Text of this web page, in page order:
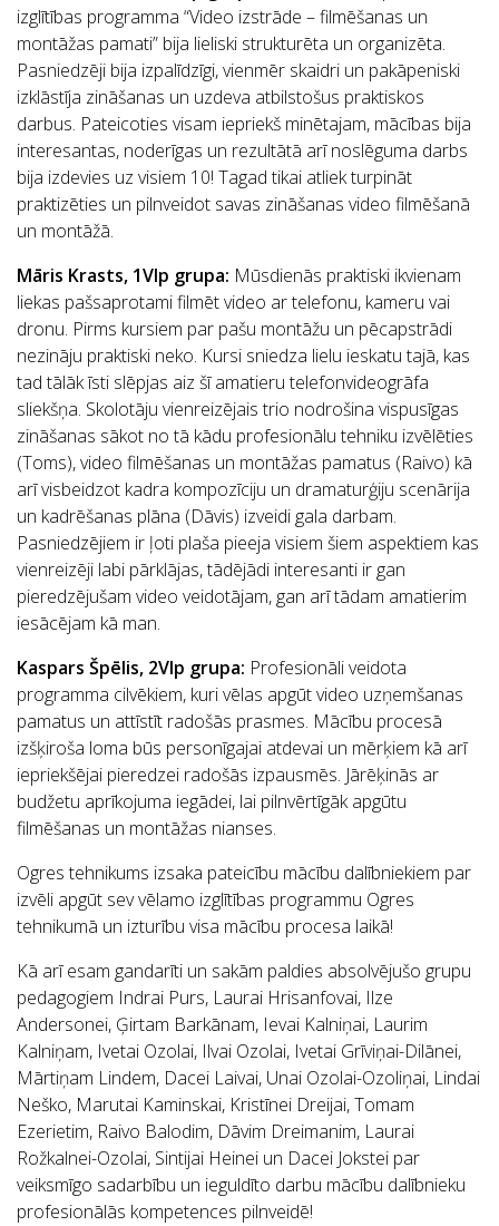
izglītības programma “Video izstrāde – filmēšanas un
montāžas pamati” bija lieliski strukturēta un organizēta.
Pasniedzēji bija izpalīdzīgi, vienmēr skaidri un pakāpeniski
izklāstīja zināšanas un uzdeva atbilstošus praktiskos
darbus. Pateicoties visam iepriekš minētajam, mācības bija
interesantas, noderīgas un rezultātā arī noslēguma darbs
bija izdevies uz visiem 10! Tagad tikai atliek turpināt
praktizēties un pilnveidot savas zināšanas video filmēšanā
un montāžā.
Māris Krasts, 1VIp grupa: Mūsdienās praktiski ikvienam
liekas pašsaprotami filmēt video ar telefonu, kameru vai
dronu. Pirms kursiem par pašu montāžu un pēcapstrādi
nezināju praktiski neko. Kursi sniedza lielu ieskatu tajā, kas
tad tālāk īsti slēpjas aiz šī amatieru telefonvideogrāfa
sliekšņa. Skolotāju vienreizējais trio nodrošina vispusīgas
zināšanas sākot no tā kādu profesionālu tehniku izvēlēties
(Toms), video filmēšanas un montāžas pamatus (Raivo) kā
arī visbeidzot kadra kompozīciju un dramaturģiju scenārija
un kadrēšanas plāna (Dāvis) izveidi gala darbam.
Pasniedzējiem ir ļoti plaša pieeja visiem šiem aspektiem kas
vienreizēji labi pārklājas, tādējādi interesanti ir gan
pieredzējušam video veidotājam, gan arī tādam amatierim
iesācējam kā man.
Kaspars Špēlis, 2VIp grupa: Profesionāli veidota
programma cilvēkiem, kuri vēlas apgūt video uzņemšanas
pamatus un attīstīt radošās prasmes. Mācību procesā
izšķiroša loma būs personīgajai atdevai un mērķiem kā arī
iepriekšējai pieredzei radošās izpausmēs. Jārēķinās ar
budžetu aprīkojuma iegādei, lai pilnvērtīgāk apgūtu
filmēšanas un montāžas nianses.
Ogres tehnikums izsaka pateicību mācību dalībniekiem par
izvēli apgūt sev vēlamo izglītības programmu Ogres
tehnikumā un izturību visa mācību procesa laikā!
Kā arī esam gandarīti un sakām paldies absolvējušo grupu
pedagogiem Indrai Purs, Laurai Hrisanfovai, Ilze
Andersonei, Ģirtam Barkānam, Ievai Kalniņai, Laurim
Kalniņam, Ivetai Ozolai, Ilvai Ozolai, Ivetai Grīviņai-Dilānei,
Mārtiņam Lindem, Dacei Laivai, Unai Ozolai-Ozoliņai, Lindai
Neško, Marutai Kaminskai, Kristīnei Dreijai, Tomam
Ezerietim, Raivo Balodim, Dāvim Dreimanim, Laurai
Rožkalnei-Ozolai, Sintijai Heinei un Dacei Jokstei par
veiksmīgo sadarbību un ieguldīto darbu mācību dalībnieku
profesionālās kompetences pilnveidē!